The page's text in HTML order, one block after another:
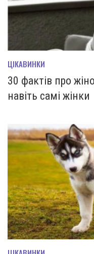
ЦІКАВИНКИ
30 фактів про
навіть самі жінки